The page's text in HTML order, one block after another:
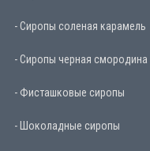
- Сиропы соленая карамель
- Сиропы черная смородина
- Фисташковые сиропы
- Шоколадные сиропы